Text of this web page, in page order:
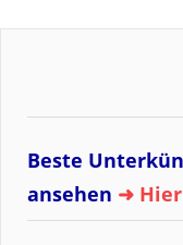
Beste
ansehen ➜